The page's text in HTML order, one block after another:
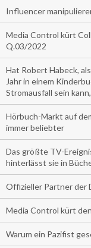
Influencer
Media Control kürt
Q.03/2022
Hat Robert Habeck,
Jahr in einem
Stromausfall sein
Hörbuch-Markt auf
immer beliebter
Das größte TV-
hinterlässt sie in
Offizieller Partner der
Media Control kürt
Warum ein Pazifist